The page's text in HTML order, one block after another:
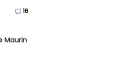
16
Maurin